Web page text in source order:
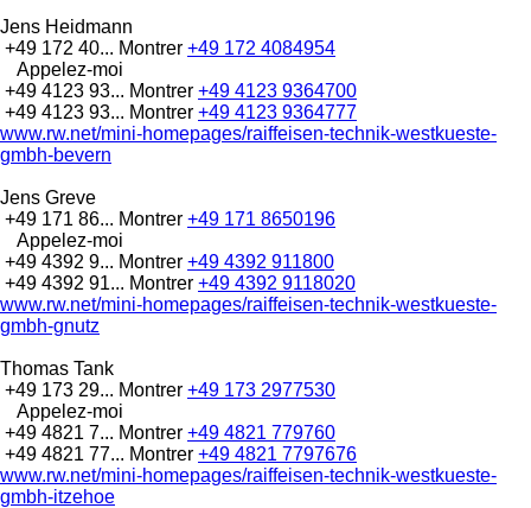
Jens Heidmann
+49 172 40... Montrer +49 172 4084954
Appelez-moi
+49 4123 93... Montrer +49 4123 9364700
+49 4123 93... Montrer +49 4123 9364777
www.rw.net/mini-homepages/raiffeisen-technik-westkueste-
gmbh-bevern
Jens Greve
+49 171 86... Montrer +49 171 8650196
Appelez-moi
+49 4392 9... Montrer +49 4392 911800
+49 4392 91... Montrer +49 4392 9118020
www.rw.net/mini-homepages/raiffeisen-technik-westkueste-
gmbh-gnutz
Thomas Tank
+49 173 29... Montrer +49 173 2977530
Appelez-moi
+49 4821 7... Montrer +49 4821 779760
+49 4821 77... Montrer +49 4821 7797676
www.rw.net/mini-homepages/raiffeisen-technik-westkueste-
gmbh-itzehoe